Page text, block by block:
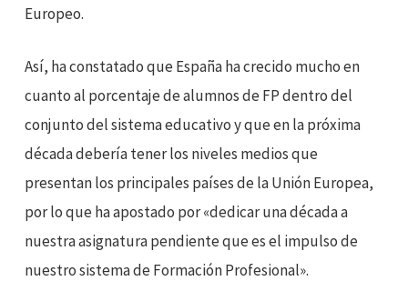
Europeo.
Así, ha constatado que España ha crecido mucho en
cuanto al porcentaje de alumnos de FP dentro del
conjunto del sistema educativo y que en la próxima
década debería tener los niveles medios que
presentan los principales países de la Unión Europea,
por lo que ha apostado por «dedicar una década a
nuestra asignatura pendiente que es el impulso de
nuestro sistema de Formación Profesional».